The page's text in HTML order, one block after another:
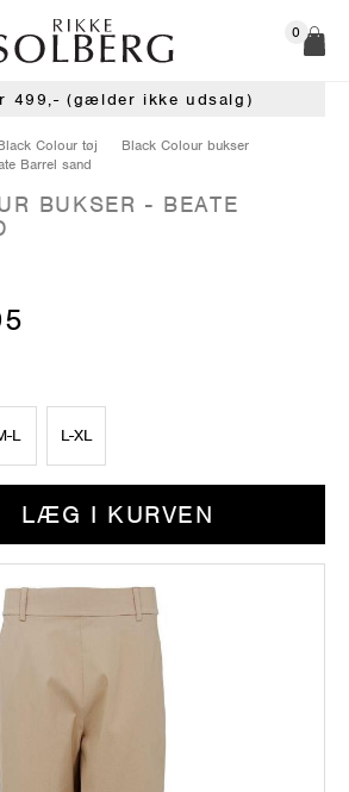
0
499,- (gælder ikke udsalg)
Colour tøj
Black Colour bukser
Barrel sand
BUKSER - BEATE
L L-XL
LÆG I KURVEN